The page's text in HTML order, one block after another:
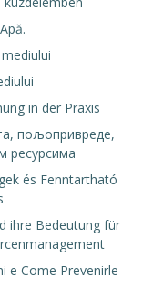
in der Praxis
пољопривреде,
ресурсима
és Fenntartható
ihre Bedeutung für
e Come Prevenirle